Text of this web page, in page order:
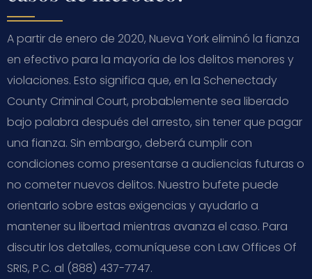
A partir de enero de 2020, Nueva York eliminó la fianza
en efectivo para la mayoría de los delitos menores y
violaciones. Esto significa que, en la Schenectady
County Criminal Court, probablemente sea liberado
bajo palabra después del arresto, sin tener que pagar
una fianza. Sin embargo, deberá cumplir con
condiciones como presentarse a audiencias futuras o
no cometer nuevos delitos. Nuestro bufete puede
orientarlo sobre estas exigencias y ayudarlo a
mantener su libertad mientras avanza el caso. Para
discutir los detalles, comuníquese con Law Offices Of
SRIS, P.C. al (888) 437-7747.